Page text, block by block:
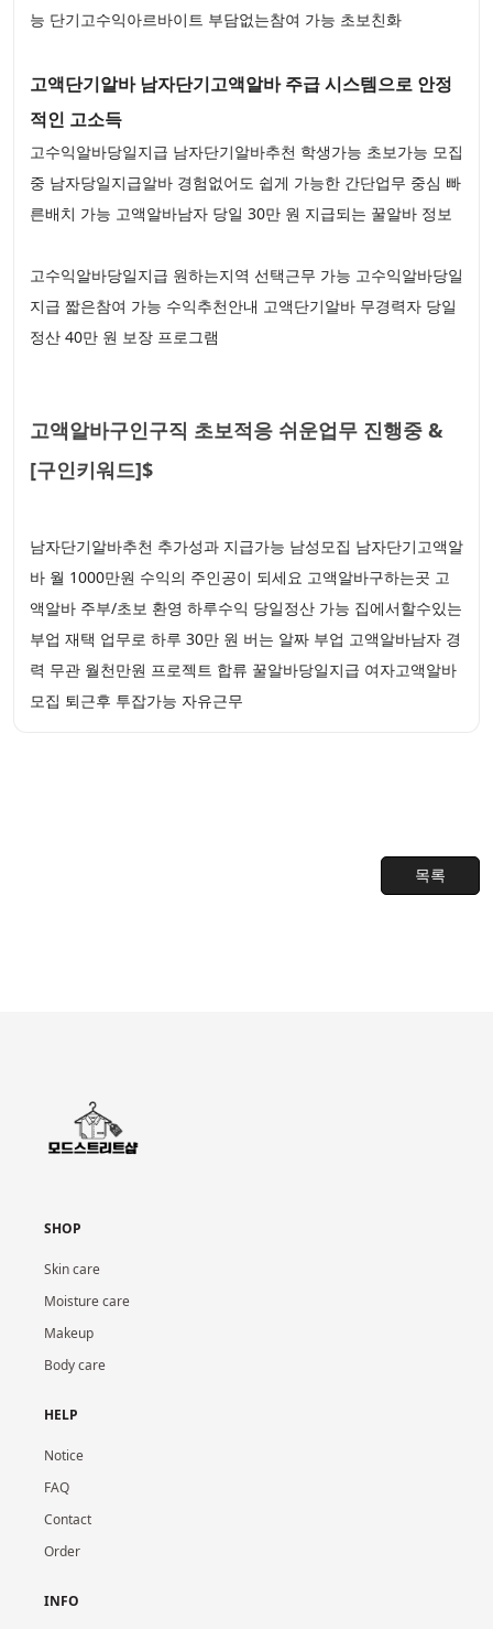
능 단기고수익아르바이트 부담없는참여 가능 초보친화
고액단기알바 남자단기고액알바 주급 시스템으로 안정
적인 고소득
고수익알바당일지급 남자단기알바추천 학생가능 초보가능 모집
중 남자당일지급알바 경험없어도 쉽게 가능한 간단업무 중심 빠
른배치 가능 고액알바남자 당일 30만 원 지급되는 꿀알바 정보
고수익알바당일지급 원하는지역 선택근무 가능 고수익알바당일
지급 짧은참여 가능 수익추천안내 고액단기알바 무경력자 당일
정산 40만 원 보장 프로그램
고액알바구인구직 초보적응 쉬운업무 진행중 &
[구인키워드]$
남자단기알바추천 추가성과 지급가능 남성모집 남자단기고액알
바 월 1000만원 수익의 주인공이 되세요 고액알바구하는곳 고
액알바 주부/초보 환영 하루수익 당일정산 가능 집에서할수있는
부업 재택 업무로 하루 30만 원 버는 알짜 부업 고액알바남자 경
력 무관 월천만원 프로젝트 합류 꿀알바당일지급 여자고액알바
모집 퇴근후 투잡가능 자유근무
목록
SHOP
Skin care
Moisture care
Makeup
Body care
HELP
Notice
FAQ
Contact
Order
INFO